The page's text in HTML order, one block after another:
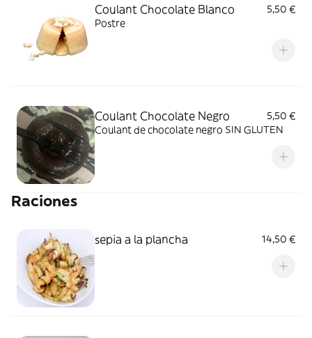
Coulant Chocolate Blanco
5,50 €
Postre
Coulant Chocolate Negro
5,50 €
Coulant de chocolate negro SIN GLUTEN
Raciones
sepia a la plancha 14,50 €